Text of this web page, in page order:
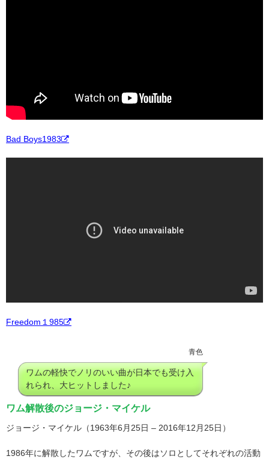
Bad Boys1983
Freedom１985
青色
ワムの軽快でノリのいい曲が日本でも受け入
れられ、大ヒットしました♪
ワム解散後のジョージ・マイケル
ジョージ・マイケル（1963年6月25日 – 2016年12月25日）
1986年に解散したワムですが、その後はソロとしてそれぞれの活動